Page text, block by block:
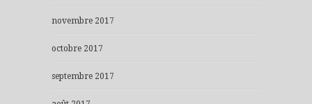
novembre 2017
octobre 2017
septembre 2017